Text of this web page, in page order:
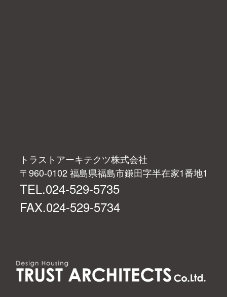
トラストアーキテクツ株式会社
〒960-0102 福島県福島市鎌田字半在家1番地1
TEL.024-529-5735
FAX.024-529-5734